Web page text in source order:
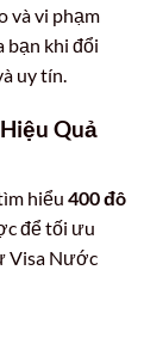
và vi phạm
bạn khi đổi
uy tín.
Quả
hiểu 400 đô
để tối ưu
Visa Nước